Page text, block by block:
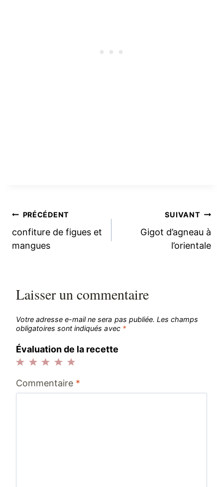
Navigation
de
PRÉCÉDENT
confiture de figues et
mangues
SUIVANT
Gigot d’agneau à
l’orientale
Laisser un commentaire
Votre adresse e-mail ne sera pas publiée. Les champs
obligatoires sont indiqués avec *
Évaluation de la recette
étoiles
étoiles
étoiles
étoiles
étoile
Commentaire *